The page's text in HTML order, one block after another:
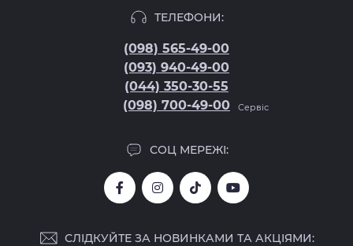
ТЕЛЕФОНИ:
(098) 565-49-00
(093) 940-49-00
(044) 350-30-55
(098) 700-49-00
Сервіс
СОЦ МЕРЕЖІ:
СЛІДКУЙТЕ ЗА НОВИНКАМИ ТА АКЦІЯМИ: